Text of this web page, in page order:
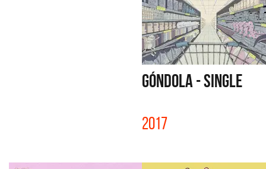
GÓNDOLA - SINGLE
2017